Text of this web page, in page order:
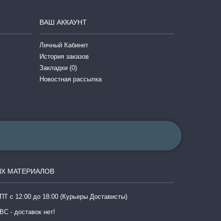
ВАШ АККАУНТ
Личный Кабинет
История заказов
Закладки (0)
Новостная рассылка
МАТЕРИАЛОВ
с 12:00 до 18:00 (Курьеры Достависты)
- доставок нет!